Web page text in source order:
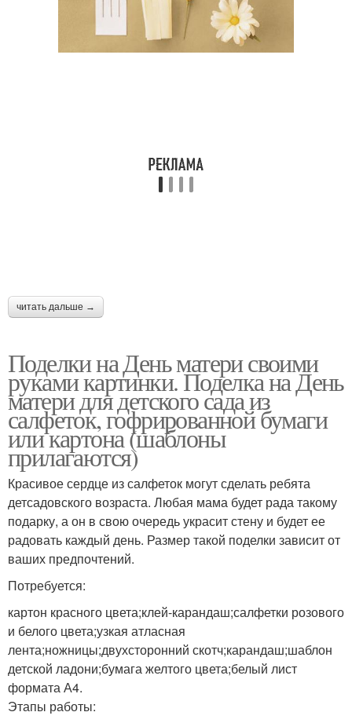
читать дальше →
Поделки на День матери своими
руками картинки. Поделка на День
матери для детского сада из
салфеток, гофрированной бумаги
или картона (шаблоны
прилагаются)
Красивое сердце из салфеток могут сделать ребята
детсадовского возраста. Любая мама будет рада такому
подарку, а он в свою очередь украсит стену и будет ее
радовать каждый день. Размер такой поделки зависит от
ваших предпочтений.
Потребуется:
картон красного цвета;клей-карандаш;салфетки розового
и белого цвета;узкая атласная
лента;ножницы;двухсторонний скотч;карандаш;шаблон
детской ладони;бумага желтого цвета;белый лист
формата А4.
Этапы работы: